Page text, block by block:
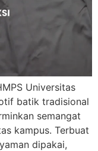
Universitas
batik tradisional
semangat
kampus. Terbuat
dipakai,